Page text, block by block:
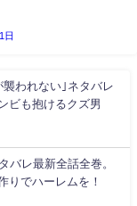
日
襲われない｣ネタバレ
ビも抱けるクズ男
バレ最新全話全巻。
りでハーレムを！